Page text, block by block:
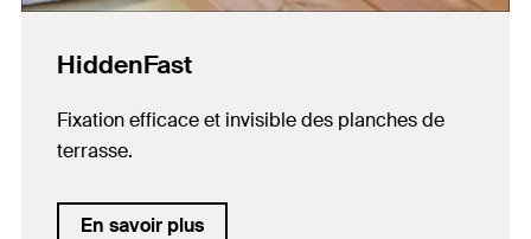
HiddenFast
Fixation efficace et invisible des planches de
terrasse.
En savoir plus